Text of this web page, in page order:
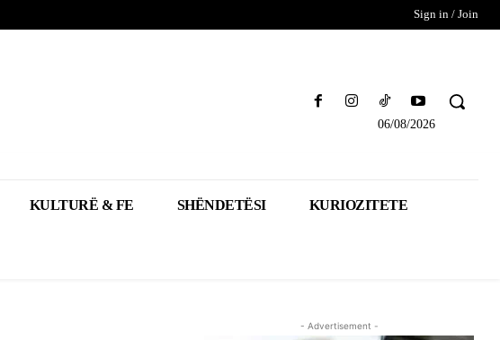
Sign in / Join
06/08/2026
KULTURË & FE SHËNDETËSI KURIOZITETE
- Advertisement -